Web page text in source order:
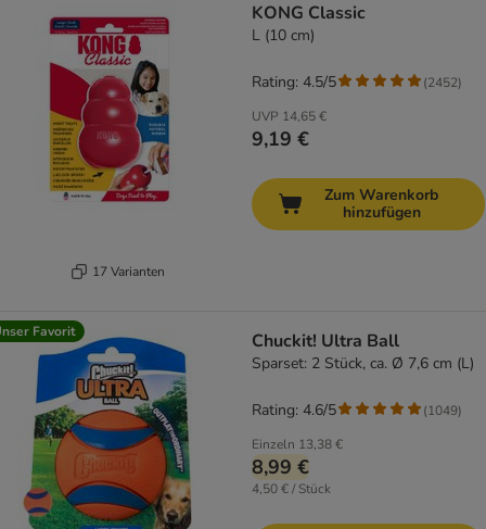
17 Varianten
KONG Classic
L (10 cm)
UVP 14,65 €
9,19 €
Rating: 4.5/5 (2452)
Zum Warenkorb
hinzufügen
Favorit Chuckit! Ultra Ball
Sparset: 2 Stück, ca. Ø 7,6 cm (L)
Einzeln 13,38 €
8,99 €
4,50 € / Stück
Rating: 4.6/5 (1049)